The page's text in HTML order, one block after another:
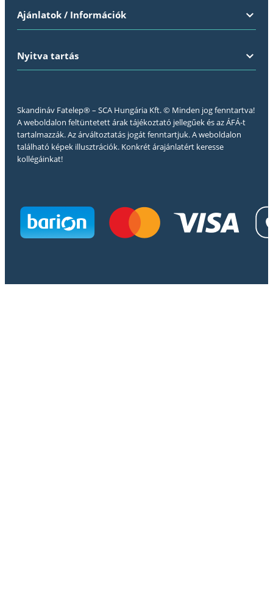
Ajánlatok / Információk
Nyitva tartás
Skandináv Fatelep® – SCA Hungária Kft. © Minden jog fenntartva!
A weboldalon feltüntetett árak tájékoztató jellegűek és az ÁFÁ-t
tartalmazzák. Az árváltoztatás jogát fenntartjuk. A weboldalon
található képek illusztrációk. Konkrét árajánlatért keresse
kollégáinkat!